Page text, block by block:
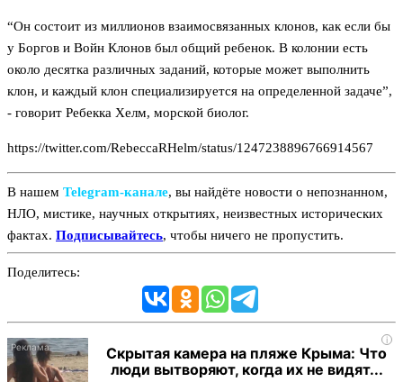
“Он состоит из миллионов взаимосвязанных клонов, как если бы
у Боргов и Войн Клонов был общий ребенок. В колонии есть
около десятка различных заданий, которые может выполнить
клон, и каждый клон специализируется на определенной задаче”,
- говорит Ребекка Хелм, морской биолог.
https://twitter.com/RebeccaRHelm/status/1247238896766914567
В нашем Telegram‑канале, вы найдёте новости о непознанном,
НЛО, мистике, научных открытиях, неизвестных исторических
фактах. Подписывайтесь, чтобы ничего не пропустить.
Поделитесь:
i
Скрытая камера на пляже Крыма: Что
люди вытворяют, когда их не видят...